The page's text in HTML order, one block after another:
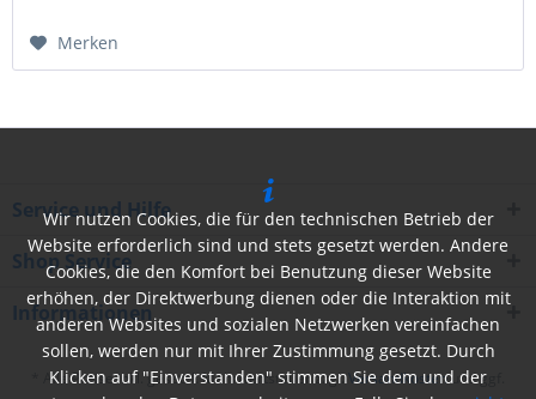
Merken
Service und Hilfe
Shop Service
Informationen
* Alle Preise inkl. gesetzl. Mehrwertsteuer zzgl. Versandkostenund ggf.
Wir nutzen Cookies, die für den technischen Betrieb der
Website erforderlich sind und stets gesetzt werden. Andere
Cookies, die den Komfort bei Benutzung dieser Website
erhöhen, der Direktwerbung dienen oder die Interaktion mit
anderen Websites und sozialen Netzwerken vereinfachen
sollen, werden nur mit Ihrer Zustimmung gesetzt. Durch
Klicken auf "Einverstanden" stimmen Sie dem und der